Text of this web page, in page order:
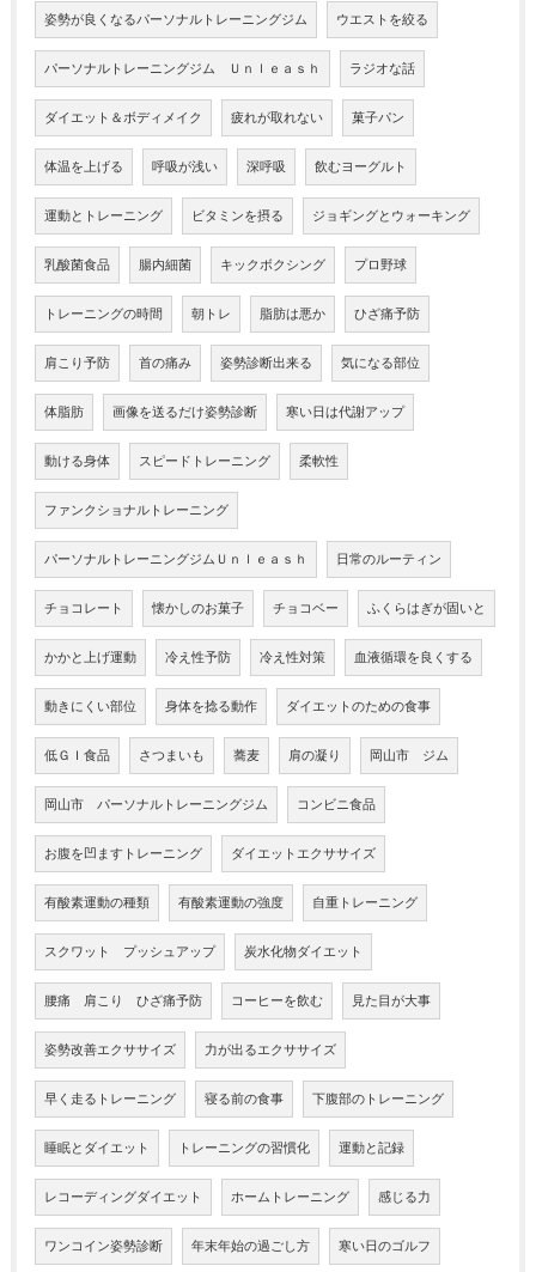
姿勢が良くなるパーソナルトレーニングジム ウエストを絞る
パーソナルトレーニングジム Ｕｎｌｅａｓｈ ラジオな話
ダイエット＆ボディメイク 疲れが取れない 菓子パン
体温を上げる 呼吸が浅い 深呼吸 飲むヨーグルト
運動とトレーニング ビタミンを摂る ジョギングとウォーキング
乳酸菌食品 腸内細菌 キックボクシング プロ野球
トレーニングの時間 朝トレ 脂肪は悪か ひざ痛予防
肩こり予防 首の痛み 姿勢診断出来る 気になる部位
体脂肪 画像を送るだけ姿勢診断 寒い日は代謝アップ
動ける身体 スピードトレーニング 柔軟性
ファンクショナルトレーニング
パーソナルトレーニングジムＵｎｌｅａｓｈ 日常のルーティン
チョコレート 懐かしのお菓子 チョコベー ふくらはぎが固いと
かかと上げ運動 冷え性予防 冷え性対策 血液循環を良くする
動きにくい部位 身体を捻る動作 ダイエットのための食事
低ＧＩ食品 さつまいも 蕎麦 肩の凝り 岡山市 ジム
岡山市 パーソナルトレーニングジム コンビニ食品
お腹を凹ますトレーニング ダイエットエクササイズ
有酸素運動の種類 有酸素運動の強度 自重トレーニング
スクワット プッシュアップ 炭水化物ダイエット
腰痛 肩こり ひざ痛予防 コーヒーを飲む 見た目が大事
姿勢改善エクササイズ 力が出るエクササイズ
早く走るトレーニング 寝る前の食事 下腹部のトレーニング
睡眠とダイエット トレーニングの習慣化 運動と記録
レコーディングダイエット ホームトレーニング 感じる力
ワンコイン姿勢診断 年末年始の過ごし方 寒い日のゴルフ